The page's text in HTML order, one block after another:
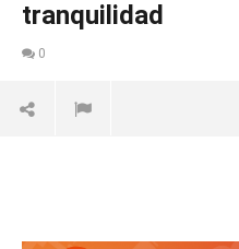
tranquilidad
0